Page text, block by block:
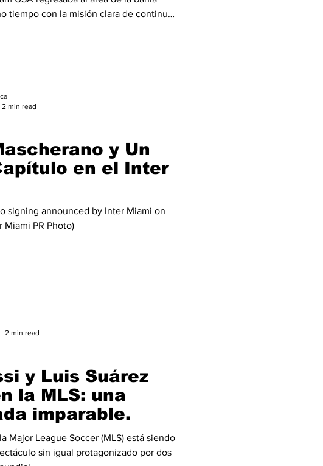
tiempo con la misión clara de continuar
el poste. Bosnia jugó má
y Un
en el Inter
signing announced by Inter Miami on
Miami PR Photo)
2 min read
y Luis Suárez
la MLS: una
imparable.
Major League Soccer (MLS) está siendo
sin igual protagonizado por dos
2 min read